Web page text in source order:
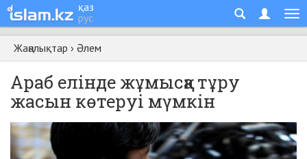
қаз
рус
Жаңалықтар › Әлем
Араб елінде жұмысқа тұру
жасын көтеруі мүмкін